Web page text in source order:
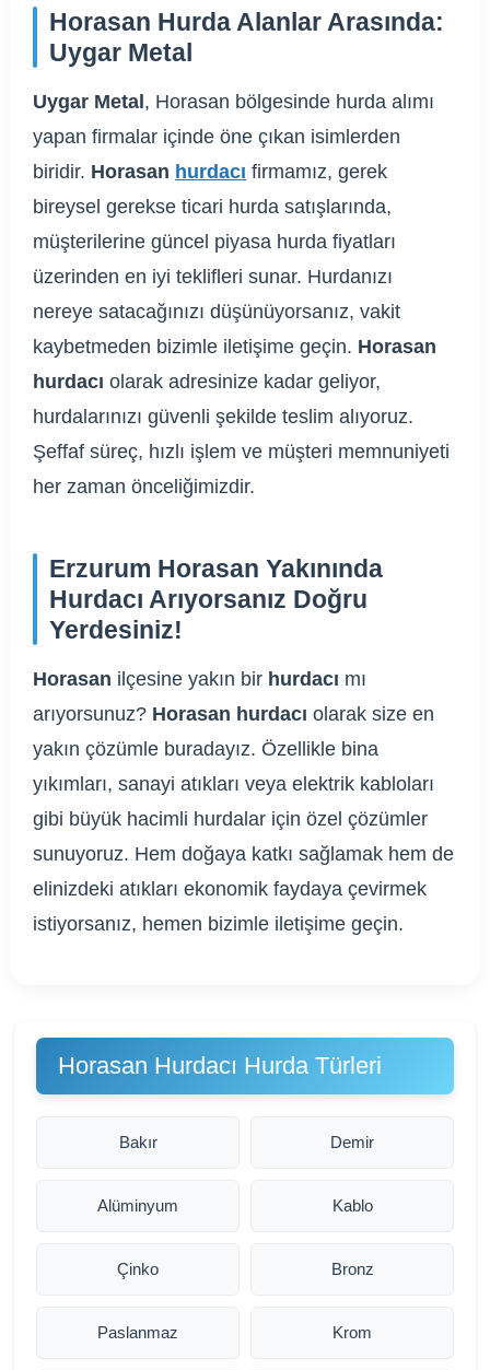
Horasan Hurda Alanlar Arasında:
Uygar Metal
Uygar Metal , Horasan bölgesinde hurda alımı
yapan firmalar içinde öne çıkan isimlerden
biridir. Horasan hurdacı firmamız, gerek
bireysel gerekse ticari hurda satışlarında,
müşterilerine güncel piyasa hurda fiyatları
üzerinden en iyi teklifleri sunar. Hurdanızı
nereye satacağınızı düşünüyorsanız, vakit
kaybetmeden bizimle iletişime geçin. Horasan
hurdacı olarak adresinize kadar geliyor,
hurdalarınızı güvenli şekilde teslim alıyoruz.
Şeffaf süreç, hızlı işlem ve müşteri memnuniyeti
her zaman önceliğimizdir.
Erzurum Horasan Yakınında
Hurdacı Arıyorsanız Doğru
Yerdesiniz!
Horasan ilçesine yakın bir hurdacı mı
arıyorsunuz? Horasan hurdacı olarak size en
yakın çözümle buradayız. Özellikle bina
yıkımları, sanayi atıkları veya elektrik kabloları
gibi büyük hacimli hurdalar için özel çözümler
sunuyoruz. Hem doğaya katkı sağlamak hem de
elinizdeki atıkları ekonomik faydaya çevirmek
istiyorsanız, hemen bizimle iletişime geçin.
Horasan Hurdacı Hurda Türleri
Bakır Demir
Alüminyum Kablo
Çinko Bronz
Paslanmaz Krom